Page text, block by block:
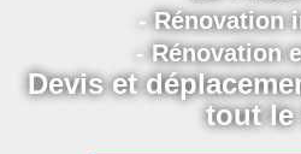
- Rénovation
- Rénovation
Devis et
tout le